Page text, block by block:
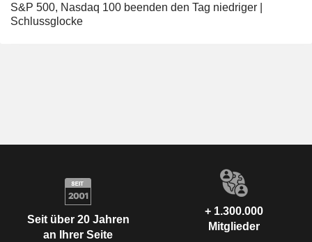
S&P 500, Nasdaq 100 beenden den Tag niedriger |
Schlussglocke
Seit über 20 Jahren
an Ihrer Seite
+ 1.300.000
Mitglieder